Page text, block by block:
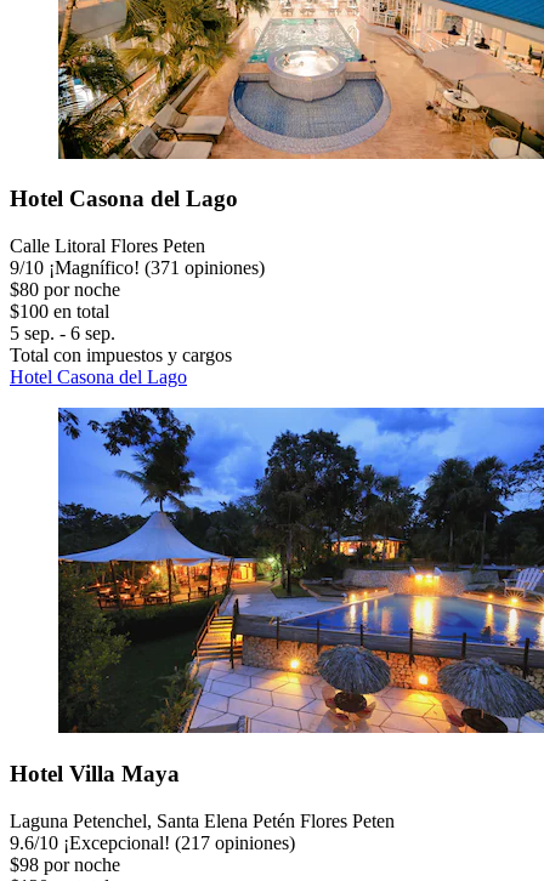
Hotel Casona del Lago
Calle Litoral Flores Peten
9/10 ¡Magnífico! (371 opiniones)
$80 por noche
$100 en total
5 sep. - 6 sep.
Total con impuestos y cargos
Hotel Casona del Lago
Hotel Villa Maya
Laguna Petenchel, Santa Elena Petén Flores Peten
9.6/10 ¡Excepcional! (217 opiniones)
$98 por noche